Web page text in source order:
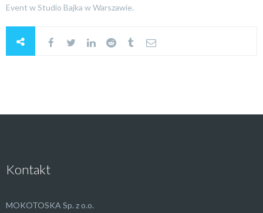
Event w Studio Bajka w Warszawie.
Kontakt
MOKOTOSKA Sp. z o.o.